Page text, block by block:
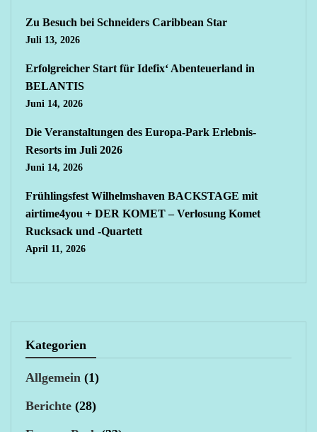
Zu Besuch bei Schneiders Caribbean Star
Juli 13, 2026
Erfolgreicher Start für Idefix‘ Abenteuerland in
BELANTIS
Juni 14, 2026
Die Veranstaltungen des Europa-Park Erlebnis-
Resorts im Juli 2026
Juni 14, 2026
Frühlingsfest Wilhelmshaven BACKSTAGE mit
airtime4you + DER KOMET – Verlosung Komet
Rucksack und -Quartett
April 11, 2026
Kategorien
Allgemein (1)
Berichte (28)